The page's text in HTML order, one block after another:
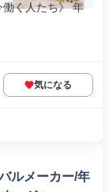
く人たち》 年
気になる
ルメーカー/年